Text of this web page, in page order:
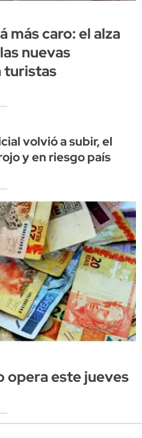
más caro: el alza
nuevas
turistas
volvió a subir, el
y en riesgo país
opera este jueves